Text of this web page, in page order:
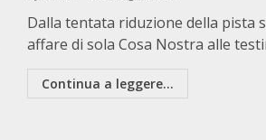
Dalla tentata riduzione della pista
affare di sola Cosa Nostra alle
Continua a leggere...